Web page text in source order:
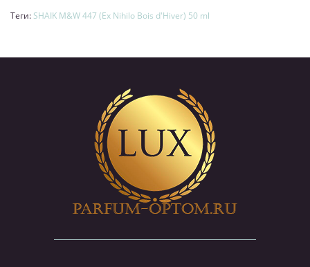
Теги: SHAIK M&W 447 (Ex Nihilo Bois d'Hiver) 50 ml